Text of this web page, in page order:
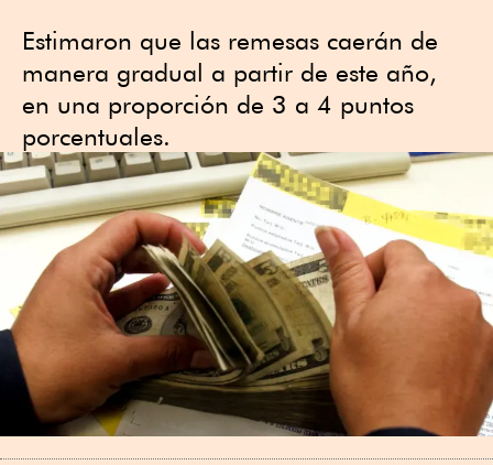
Estimaron que las remesas caerán de
manera gradual a partir de este año,
en una proporción de 3 a 4 puntos
porcentuales.